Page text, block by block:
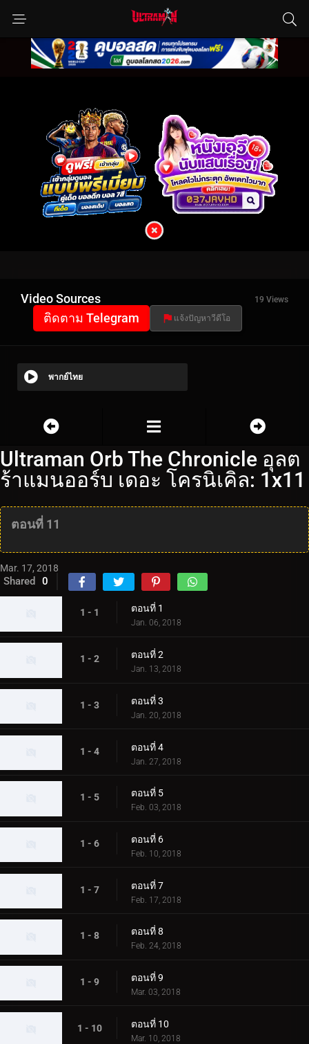
Video Sources 19 Views
ติดตาม Telegram แจ้งปัญหาวีดีโอ
พากย์ไทย
Ultraman Orb The Chronicle อุลต
ร้าแมนออร์บ เดอะ โครนิเคิล: 1x11
ตอนที่ 11
Mar. 17, 2018
Shared 0
1 - 1 ตอนที่ 1
Jan. 06, 2018
1 - 2 ตอนที่ 2
Jan. 13, 2018
1 - 3 ตอนที่ 3
Jan. 20, 2018
1 - 4 ตอนที่ 4
Jan. 27, 2018
1 - 5 ตอนที่ 5
Feb. 03, 2018
1 - 6 ตอนที่ 6
Feb. 10, 2018
1 - 7 ตอนที่ 7
Feb. 17, 2018
1 - 8 ตอนที่ 8
Feb. 24, 2018
1 - 9 ตอนที่ 9
Mar. 03, 2018
1 - 10 ตอนที่ 10
Mar. 10, 2018